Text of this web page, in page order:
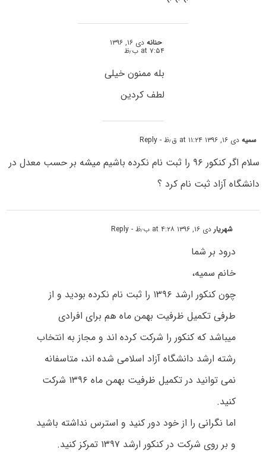
حنانه دی ۱۶, ۱۳۹۶
at ۷:۵۴ ب٫ظ
بله ممنون خیلی
لطف کردین
سمیهدی ۱۶, ۱۳۹۶ at ۱۱:۲۴ ق٫ظ - Reply
سلام اگر کنکور ۹۶ را ثبت نام نکرده باشیم میشه بر حسب معدل در
دانشگاه آزاد ثبت نام کرد ؟
شهریاردی ۱۶, ۱۳۹۶ at ۴:۲۸ ب٫ظ - Reply
درود بر شما
خانم سمیه،
چون کنکور ارشد ۱۳۹۶ را ثبت نام نکرده بودید و از
طرفی تکمیل ظرفیت بهمن ماه هم برای افرادی
میباشد که کنکور را شرکت کرده اند و مجاز به انتخاب
رشته ارشد دانشگاه آزاد اسلامی شده اند، متاسفانه
نمی توانید در تکمیل ظرفیت بهمن ماه ۱۳۹۶ شرکت
کنید.
اما نگرانی را از خود دور کنید و استرس نداشته باشید
و بر روی شرکت در کنکور ارشد ۱۳۹۷ تمرکز کنید.